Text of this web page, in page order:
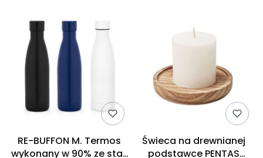
RE-BUFFON M. Termos
wykonany w 90% ze stali
Świeca na drewnianej
podstawce PENTAS